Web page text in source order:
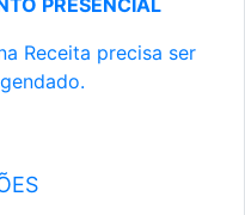
PRESENCIAL
Receita precisa ser